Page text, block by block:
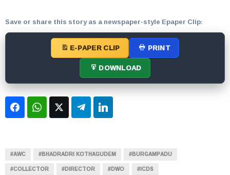
Save or share this story as a newspaper-style Epaper Clip:
E-PAPER CLIP
PRINT
DOWNLOAD
FacebookWhatsApp
Twitter Telegram
#AWC #BHADRADRI KOTHAGUDEM
#BURGAMPADU
#COLLECTOR
#DIRECTOR #DWO
#ICDS